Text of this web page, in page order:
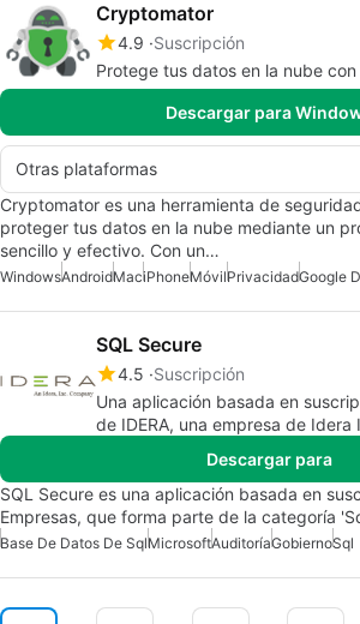
Cryptomator
4.9 Suscripción
Protege tus datos en la nube
Descargar para
Otras plataformas
Cryptomator es una herramienta de
proteger tus datos en la nube mediante un
sencillo y efectivo. Con un…
WindowsAndroidMaciPhoneMóvilPrivacidadGoogle
SQL Secure
4.5 Suscripción
Una aplicación basada en
de IDERA, una empresa de Idera
Descargar para
SQL Secure es una aplicación basada en
Empresas, que forma parte de la categoría
Base De Datos De SqlMicrosoftAuditoríaGobiernoSql